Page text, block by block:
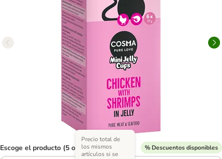
Escoge el producto (5 opciones) % Descuentos disponibles
Precio total de
los mismos
artículos si se